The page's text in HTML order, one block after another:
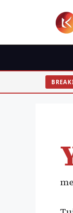
Pemula